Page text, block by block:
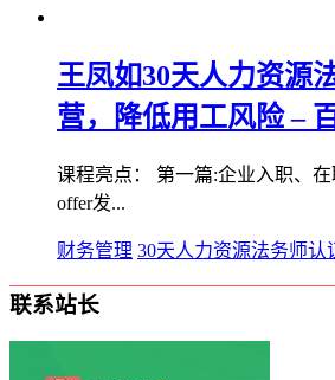
王凤如30天人力资源
营，降低用工风险 –
课程亮点： 第一篇:企业入职、
offer发...
财务管理 30天人力资源法务师认
联系站长